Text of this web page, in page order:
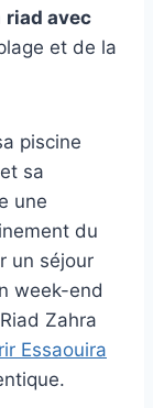
riad avec
et de la
piscine
sa
une
du
un séjour
week-end
Zahra
Essaouira